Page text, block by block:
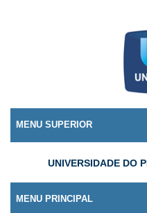
MENU SUPERIOR
UNIVERSIDADE DO
MENU PRINCIPAL